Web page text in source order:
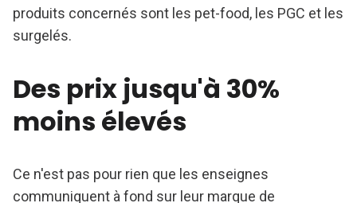
produits concernés sont les pet-food, les PGC et les
surgelés.
Des prix jusqu'à 30%
moins élevés
Ce n'est pas pour rien que les enseignes
communiquent à fond sur leur marque de